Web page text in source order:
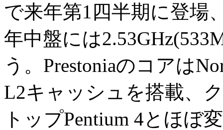
で来年第1四半期に登場
年中盤には
う。Prestoniaのコアは
L2キャッシュを搭載、
トップPentium 4とほぼ